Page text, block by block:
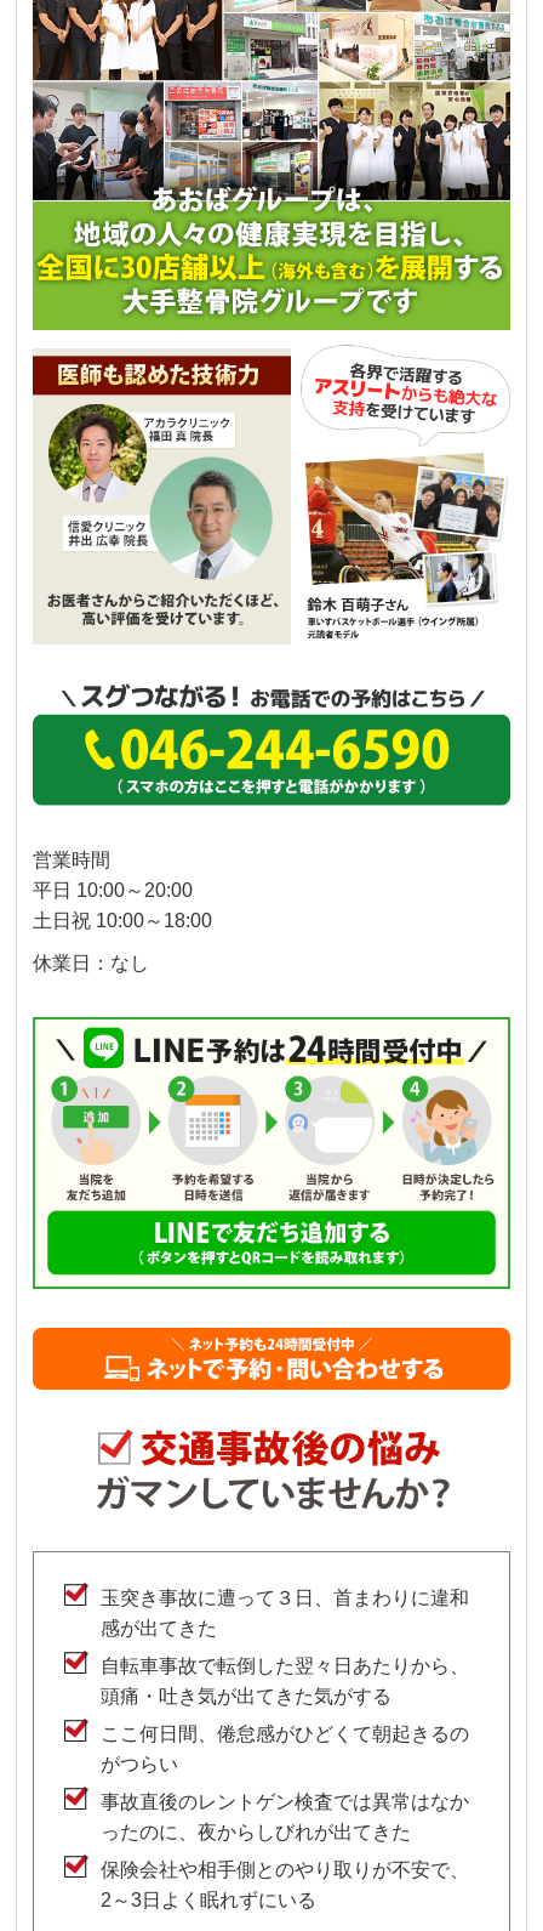
営業時間
平日 10:00～20:00
土日祝 10:00～18:00
休業日：なし
玉突き事故に遭って３日、首まわりに違和
感が出てきた
自転車事故で転倒した翌々日あたりから、
頭痛・吐き気が出てきた気がする
ここ何日間、倦怠感がひどくて朝起きるの
がつらい
事故直後のレントゲン検査では異常はなか
ったのに、夜からしびれが出てきた
保険会社や相手側とのやり取りが不安で、
2～3日よく眠れずにいる